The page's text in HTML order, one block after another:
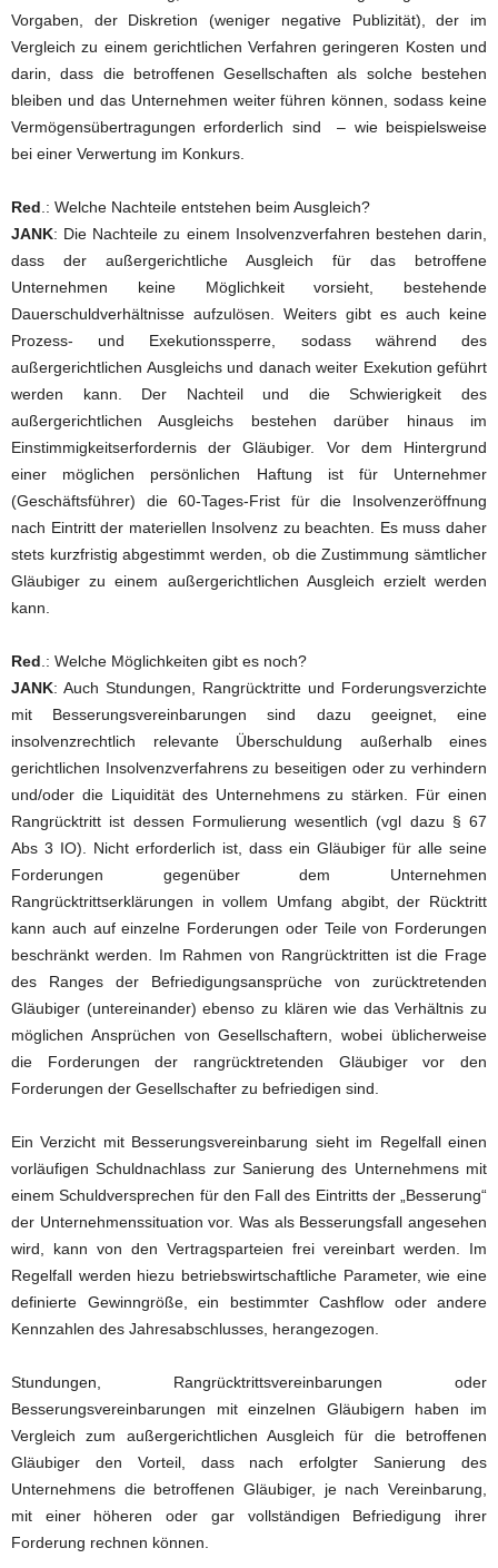
Vorgaben, der Diskretion (weniger negative Publizität), der im
Vergleich zu einem gerichtlichen Verfahren geringeren Kosten und
darin, dass die betroffenen Gesellschaften als solche bestehen
bleiben und das Unternehmen weiter führen können, sodass keine
Vermögensübertragungen erforderlich sind – wie beispielsweise
bei einer Verwertung im Konkurs.
Red .: Welche Nachteile entstehen beim Ausgleich?
JANK: Die Nachteile zu einem Insolvenzverfahren bestehen darin,
dass der außergerichtliche Ausgleich für das betroffene
Unternehmen keine Möglichkeit vorsieht, bestehende
Dauerschuldverhältnisse aufzulösen. Weiters gibt es auch keine
Prozess- und Exekutionssperre, sodass während des
außergerichtlichen Ausgleichs und danach weiter Exekution geführt
werden kann. Der Nachteil und die Schwierigkeit des
außergerichtlichen Ausgleichs bestehen darüber hinaus im
Einstimmigkeitserfordernis der Gläubiger. Vor dem Hintergrund
einer möglichen persönlichen Haftung ist für Unternehmer
(Geschäftsführer) die 60-Tages-Frist für die Insolvenzeröffnung
nach Eintritt der materiellen Insolvenz zu beachten. Es muss daher
stets kurzfristig abgestimmt werden, ob die Zustimmung sämtlicher
Gläubiger zu einem außergerichtlichen Ausgleich erzielt werden
kann.
Red .: Welche Möglichkeiten gibt es noch?
JANK: Auch Stundungen, Rangrücktritte und Forderungsverzichte
mit Besserungsvereinbarungen sind dazu geeignet, eine
insolvenzrechtlich relevante Überschuldung außerhalb eines
gerichtlichen Insolvenzverfahrens zu beseitigen oder zu verhindern
und/oder die Liquidität des Unternehmens zu stärken. Für einen
Rangrücktritt ist dessen Formulierung wesentlich (vgl dazu § 67
Abs 3 IO). Nicht erforderlich ist, dass ein Gläubiger für alle seine
Forderungen gegenüber dem Unternehmen
Rangrücktrittserklärungen in vollem Umfang abgibt, der Rücktritt
kann auch auf einzelne Forderungen oder Teile von Forderungen
beschränkt werden. Im Rahmen von Rangrücktritten ist die Frage
des Ranges der Befriedigungsansprüche von zurücktretenden
Gläubiger (untereinander) ebenso zu klären wie das Verhältnis zu
möglichen Ansprüchen von Gesellschaftern, wobei üblicherweise
die Forderungen der rangrücktretenden Gläubiger vor den
Forderungen der Gesellschafter zu befriedigen sind.
Ein Verzicht mit Besserungsvereinbarung sieht im Regelfall einen
vorläufigen Schuldnachlass zur Sanierung des Unternehmens mit
einem Schuldversprechen für den Fall des Eintritts der „Besserung“
der Unternehmenssituation vor. Was als Besserungsfall angesehen
wird, kann von den Vertragsparteien frei vereinbart werden. Im
Regelfall werden hiezu betriebswirtschaftliche Parameter, wie eine
definierte Gewinngröße, ein bestimmter Cashflow oder andere
Kennzahlen des Jahresabschlusses, herangezogen.
Stundungen, Rangrücktrittsvereinbarungen oder
Besserungsvereinbarungen mit einzelnen Gläubigern haben im
Vergleich zum außergerichtlichen Ausgleich für die betroffenen
Gläubiger den Vorteil, dass nach erfolgter Sanierung des
Unternehmens die betroffenen Gläubiger, je nach Vereinbarung,
mit einer höheren oder gar vollständigen Befriedigung ihrer
Forderung rechnen können.